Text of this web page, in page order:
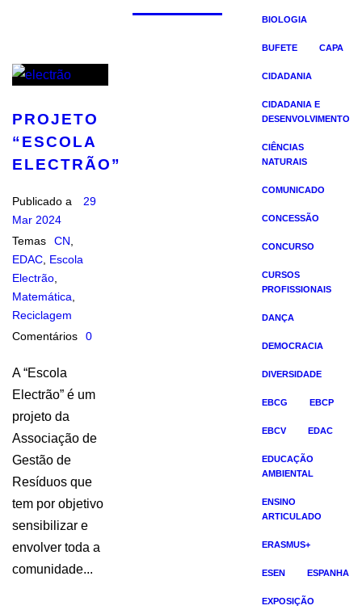
PROJETO
“ESCOLA
ELECTRÃO”
Publicado a
29
Mar 2024
Temas
CN,
EDAC, Escola
Electrão,
Matemática,
Reciclagem
Comentários
0
A “Escola
Electrão” é um
projeto da
Associação de
Gestão de
Resíduos que
tem por objetivo
sensibilizar e
envolver toda a
comunidade...
BIOLOGIA
BUFETE CAPA
CIDADANIA
CIDADANIA E
DESENVOLVIMENTO
CIÊNCIAS
NATURAIS
COMUNICADO
CONCESSÃO
CONCURSO
CURSOS
PROFISSIONAIS
DANÇA
DEMOCRACIA
DIVERSIDADE
EBCG EBCP
EBCV EDAC
EDUCAÇÃO
AMBIENTAL
ENSINO
ARTICULADO
ERASMUS+
ESEN ESPANHA
EXPOSIÇÃO